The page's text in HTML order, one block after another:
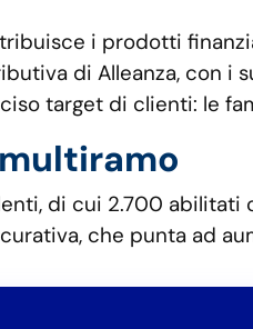
i prodotti
di Alleanza, con
target di clienti: le
di cui 2.700
che punta ad